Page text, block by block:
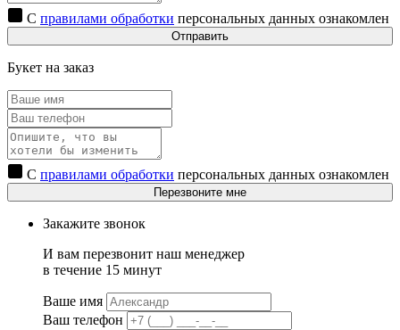
С правилами обработки персональных данных ознакомлен
Отправить
Букет на заказ
С правилами обработки персональных данных ознакомлен
Перезвоните мне
Закажите звонок
И вам перезвонит наш менеджер
в течение 15 минут
Ваше имя
Ваш телефон